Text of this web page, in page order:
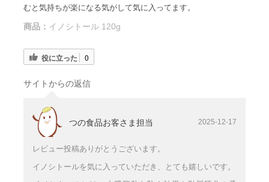
むと気持ちが楽になる気がして気に入ってます。
商品： イノシトール 120g
役に立った 0
サイトからの返信
つの食品お客さま担当 2025-12-17
レビュー投稿ありがとうございます。
イノシトールを気に入っていただき、とても嬉しいです。